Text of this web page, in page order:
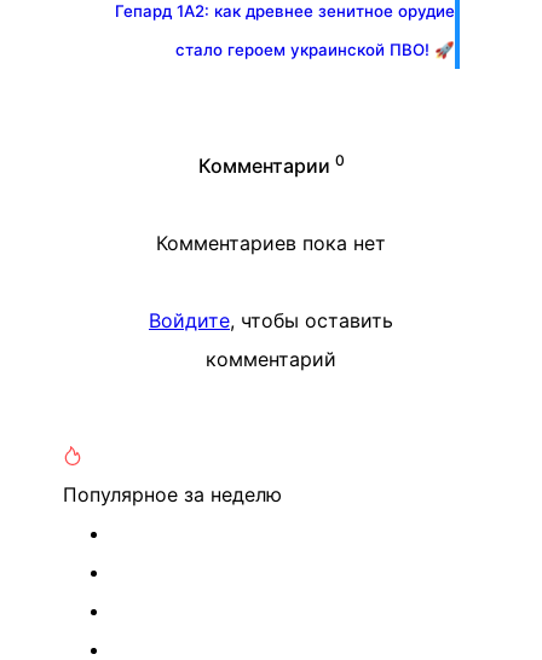
Гепард 1А2: как древнее зенитное орудие
стало героем украинской ПВО! 🚀
Комментарии 0
Комментариев пока нет
Войдите, чтобы оставить
комментарий
Популярное за неделю